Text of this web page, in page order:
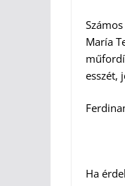
María
esszét,
Ha